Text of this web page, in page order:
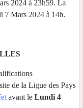
2024 à 23h59. La
7 Mars 2024 à 14h.
de la Ligue des Pays
avant le Lundi 4